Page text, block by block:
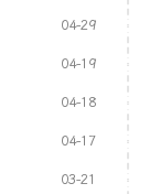
04-29
04-19
04-18
04-17
03-21